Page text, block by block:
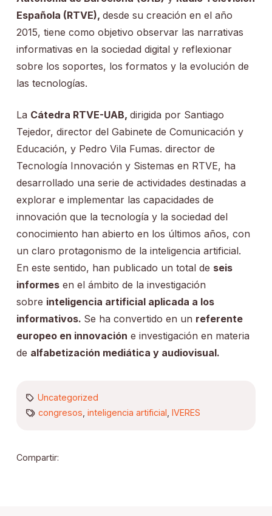
Española (RTVE), desde su creación en el año
2015, tiene como objetivo observar las narrativas
informativas en la sociedad digital y reflexionar
sobre los soportes, los formatos y la evolución de
las tecnologías.
La Cátedra RTVE-UAB, dirigida por Santiago
Tejedor, director del Gabinete de Comunicación y
Educación, y Pedro Vila Fumas. director de
Tecnología Innovación y Sistemas en RTVE, ha
desarrollado una serie de actividades destinadas a
explorar e implementar las capacidades de
innovación que la tecnología y la sociedad del
conocimiento han abierto en los últimos años, con
un claro protagonismo de la inteligencia artificial.
En este sentido, han publicado un total de seis
informesen el ámbito de la investigación
sobre inteligencia artificial aplicada a los
informativos. Se ha convertido en un referente
europeo en innovación e investigación en materia
de alfabetización mediática y audiovisual.
Uncategorized
congresos inteligencia artificial IVERES
Compartir: